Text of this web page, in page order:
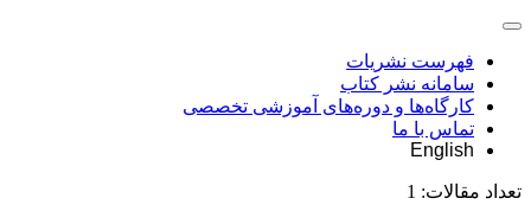
فهرست نشریات
سامانه نشر کتاب
کارگاه‌ها و دوره‌های آموزشی تخصصی
تماس با ما
English
تعداد مقالات: 1